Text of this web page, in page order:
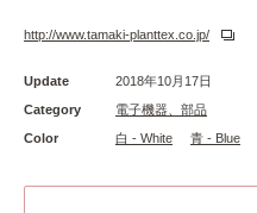
http://www.tamaki-planttex.co.jp/
Update
2018年10月17日
Category
電子機器、部品
Color
白 - White 青 - Blue